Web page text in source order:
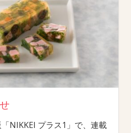
NIKKEI プラス1」で、連載